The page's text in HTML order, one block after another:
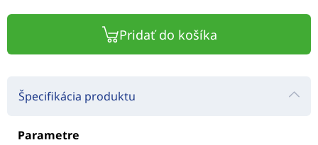
Pridať do košíka
Špecifikácia produktu
Parametre